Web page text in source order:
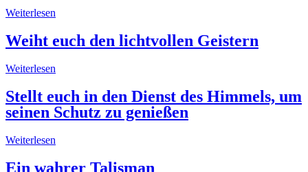
Weiterlesen
Weiht euch den lichtvollen Geistern
Weiterlesen
Stellt euch in den Dienst des Himmels, um
seinen Schutz zu genießen
Weiterlesen
Ein wahrer Talisman